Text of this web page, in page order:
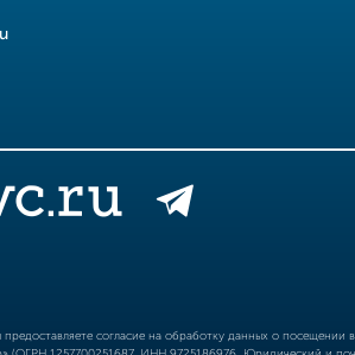
предоставляете согласие на обработку данных о посещении